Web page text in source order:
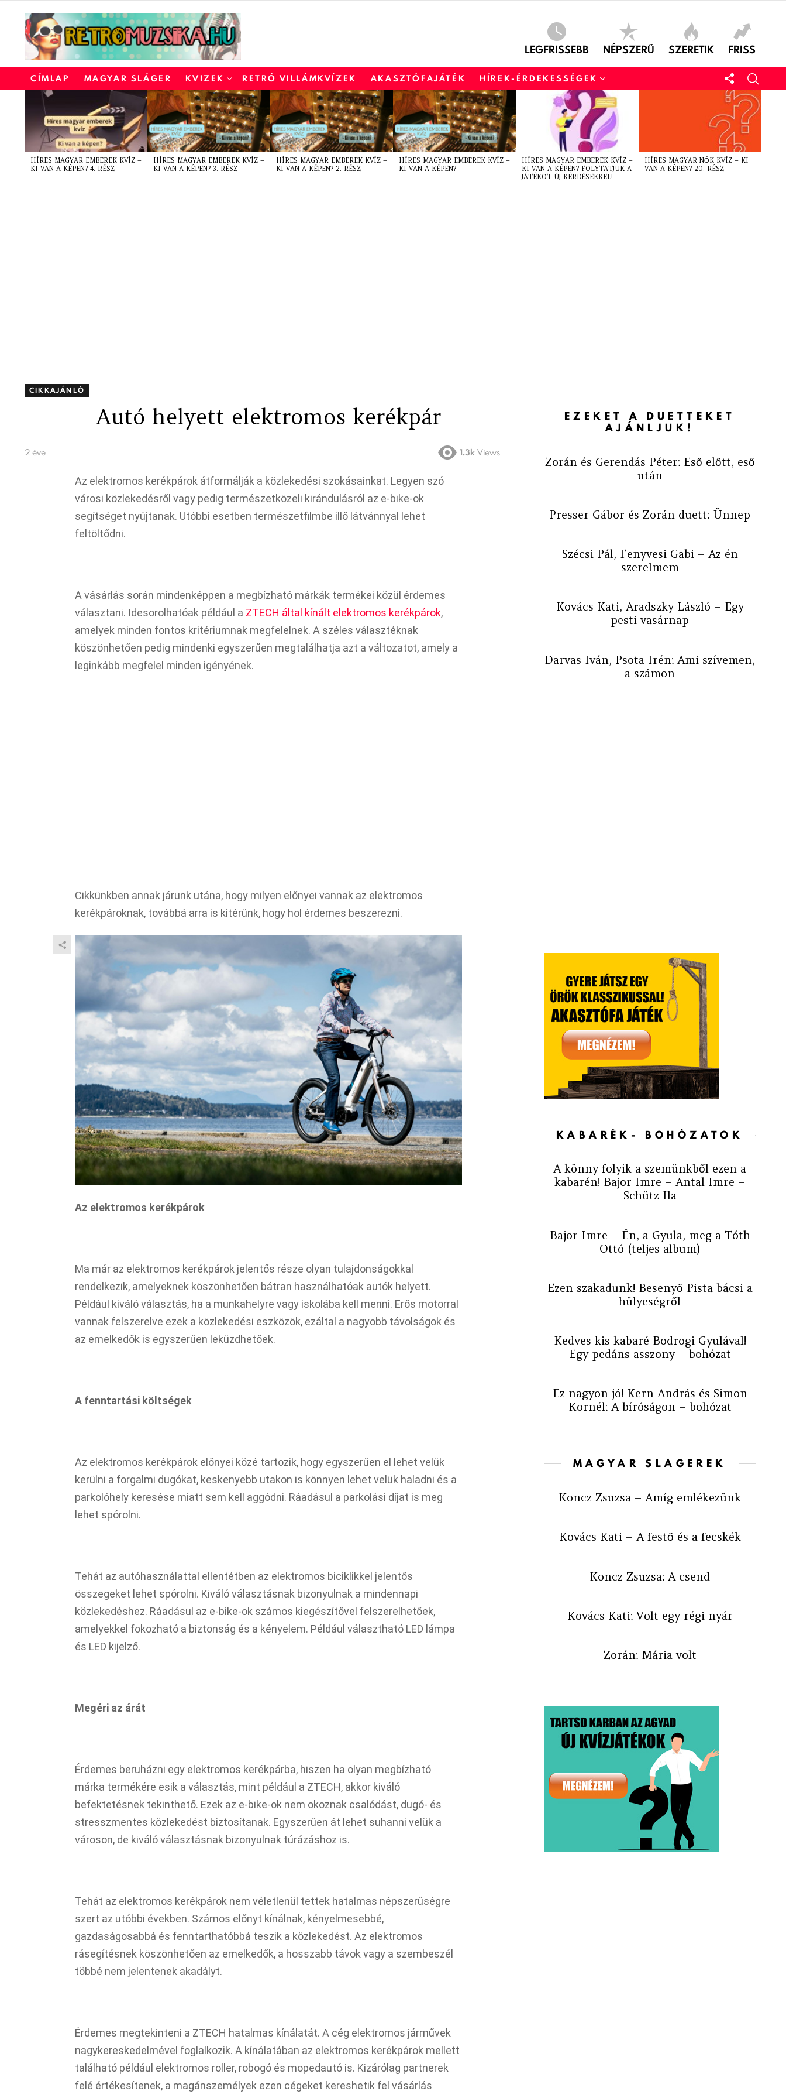
LEGFRISSEBB NÉPSZERŰ SZERETIK FRISS
CÍMLAP MAGYAR SLÁGER KVIZEK RETRÓ VILLÁMKVÍZEK AKASZTÓFAJÁTÉK HÍREK-ÉRDEKESSÉGEK
LATEST
STORIES
HÍRES MAGYAR EMBEREK KVÍZ –
KI VAN A KÉPEN? 4. RÉSZ
HÍRES MAGYAR EMBEREK KVÍZ –
KI VAN A KÉPEN? 3. RÉSZ
HÍRES MAGYAR EMBEREK KVÍZ –
KI VAN A KÉPEN? 2. RÉSZ
HÍRES MAGYAR EMBEREK KVÍZ –
KI VAN A KÉPEN?
HÍRES MAGYAR EMBEREK KVÍZ –
KI VAN A KÉPEN? FOLYTATJUK A
JÁTÉKOT ÚJ KÉRDÉSEKKEL!
HÍRES MAGYAR NŐK KVÍZ – KI
VAN A KÉPEN? 20. RÉSZ
CIKKAJÁNLÓ
Autó helyett elektromos kerékpár
2 éve 1.3k Views
Az elektromos kerékpárok átformálják a közlekedési szokásainkat. Legyen szó
városi közlekedésről vagy pedig természetközeli kirándulásról az e-bike-ok
segítséget nyújtanak. Utóbbi esetben természetfilmbe illő látvánnyal lehet
feltöltődni.
A vásárlás során mindenképpen a megbízható márkák termékei közül érdemes
választani. Idesorolhatóak például a ZTECH által kínált elektromos kerékpárok,
amelyek minden fontos kritériumnak megfelelnek. A széles választéknak
köszönhetően pedig mindenki egyszerűen megtalálhatja azt a változatot, amely a
leginkább megfelel minden igényének.
Cikkünkben annak járunk utána, hogy milyen előnyei vannak az elektromos
kerékpároknak, továbbá arra is kitérünk, hogy hol érdemes beszerezni.
Az elektromos kerékpárok
Ma már az elektromos kerékpárok jelentős része olyan tulajdonságokkal
rendelkezik, amelyeknek köszönhetően bátran használhatóak autók helyett.
Például kiváló választás, ha a munkahelyre vagy iskolába kell menni. Erős motorral
vannak felszerelve ezek a közlekedési eszközök, ezáltal a nagyobb távolságok és
az emelkedők is egyszerűen leküzdhetőek.
A fenntartási költségek
Az elektromos kerékpárok előnyei közé tartozik, hogy egyszerűen el lehet velük
kerülni a forgalmi dugókat, keskenyebb utakon is könnyen lehet velük haladni és a
parkolóhely keresése miatt sem kell aggódni. Ráadásul a parkolási díjat is meg
lehet spórolni.
Tehát az autóhasználattal ellentétben az elektromos biciklikkel jelentős
összegeket lehet spórolni. Kiváló választásnak bizonyulnak a mindennapi
közlekedéshez. Ráadásul az e-bike-ok számos kiegészítővel felszerelhetőek,
amelyekkel fokozható a biztonság és a kényelem. Például választható LED lámpa
és LED kijelző.
Megéri az árát
Érdemes beruházni egy elektromos kerékpárba, hiszen ha olyan megbízható
márka termékére esik a választás, mint például a ZTECH, akkor kiváló
befektetésnek tekinthető. Ezek az e-bike-ok nem okoznak csalódást, dugó- és
stresszmentes közlekedést biztosítanak. Egyszerűen át lehet suhanni velük a
városon, de kiváló választásnak bizonyulnak túrázáshoz is.
Tehát az elektromos kerékpárok nem véletlenül tettek hatalmas népszerűségre
szert az utóbbi években. Számos előnyt kínálnak, kényelmesebbé,
gazdaságosabbá és fenntarthatóbbá teszik a közlekedést. Az elektromos
rásegítésnek köszönhetően az emelkedők, a hosszabb távok vagy a szembeszél
többé nem jelentenek akadályt.
Érdemes megtekinteni a ZTECH hatalmas kínálatát. A cég elektromos járművek
nagykereskedelmével foglalkozik. A kínálatában az elektromos kerékpárok mellett
található például elektromos roller, robogó és mopedautó is. Kizárólag partnerek
felé értékesítenek, a magánszemélyek ezen cégeket kereshetik fel vásárlás
EZEKET A DUETTEKET
AJÁNLJUK!
Zorán és Gerendás Péter: Eső előtt, eső
után
Presser Gábor és Zorán duett: Ünnep
Szécsi Pál, Fenyvesi Gabi – Az én
szerelmem
Kovács Kati, Aradszky László – Egy
pesti vasárnap
Darvas Iván, Psota Irén: Ami szívemen,
a számon
KABARÉK- BOHÓZATOK
A könny folyik a szemünkből ezen a
kabarén! Bajor Imre – Antal Imre –
Schütz Ila
Bajor Imre – Én, a Gyula, meg a Tóth
Ottó (teljes album)
Ezen szakadunk! Besenyő Pista bácsi a
hülyeségről
Kedves kis kabaré Bodrogi Gyulával!
Egy pedáns asszony – bohózat
Ez nagyon jó! Kern András és Simon
Kornél: A bíróságon – bohózat
MAGYAR SLÁGEREK
Koncz Zsuzsa – Amíg emlékezünk
Kovács Kati – A festő és a fecskék
Koncz Zsuzsa: A csend
Kovács Kati: Volt egy régi nyár
Zorán: Mária volt